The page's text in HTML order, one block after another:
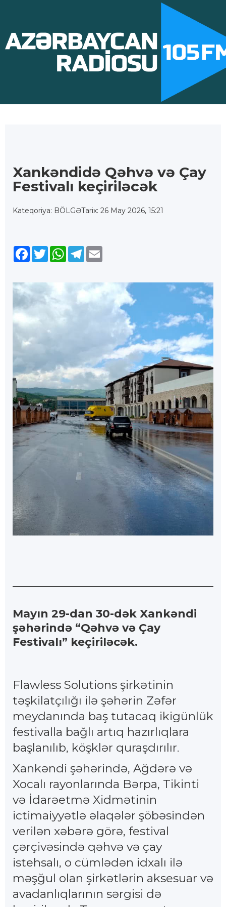
Xankəndidə Qəhvə və Çay
Festivalı keçiriləcək
Kateqoriya: BÖLGƏTarix: 26 May 2026, 15:21
Facebook
TwitterWhatsApp
Telegram
Mayın 29-dan 30-dək Xankəndi
şəhərində “Qəhvə və Çay
Festivalı” keçiriləcək.
Flawless Solutions şirkətinin
təşkilatçılığı ilə şəhərin Zəfər
meydanında baş tutacaq ikigünlük
festivalla bağlı artıq hazırlıqlara
başlanılıb, köşklər quraşdırılır.
Xankəndi şəhərində, Ağdərə və
Xocalı rayonlarında Bərpa, Tikinti
və İdarəetmə Xidmətinin
ictimaiyyətlə əlaqələr şöbəsindən
verilən xəbərə görə, festival
çərçivəsində qəhvə və çay
istehsalı, o cümlədən idxalı ilə
məşğul olan şirkətlərin aksesuar və
avadanlıqlarının sərgisi də